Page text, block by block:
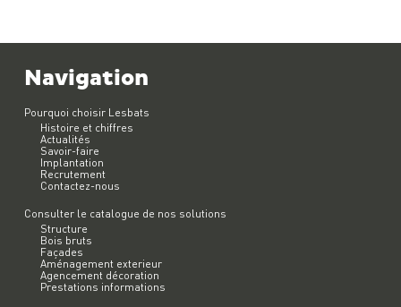
Navigation
Pourquoi choisir Lesbats
Histoire et chiffres
Actualités
Savoir-faire
Implantation
Recrutement
Contactez-nous
Consulter le catalogue de nos solutions
Structure
Bois bruts
Façades
Aménagement exterieur
Agencement décoration
Prestations informations